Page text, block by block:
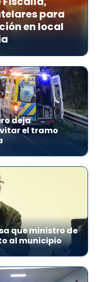
para
en local
deja
el tramo
que ministro de
al municipio